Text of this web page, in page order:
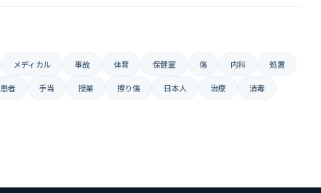
メディカル 事故 体育 保健室 傷 内科 処置
患者 手当 授業 擦り傷 日本人 治療 消毒